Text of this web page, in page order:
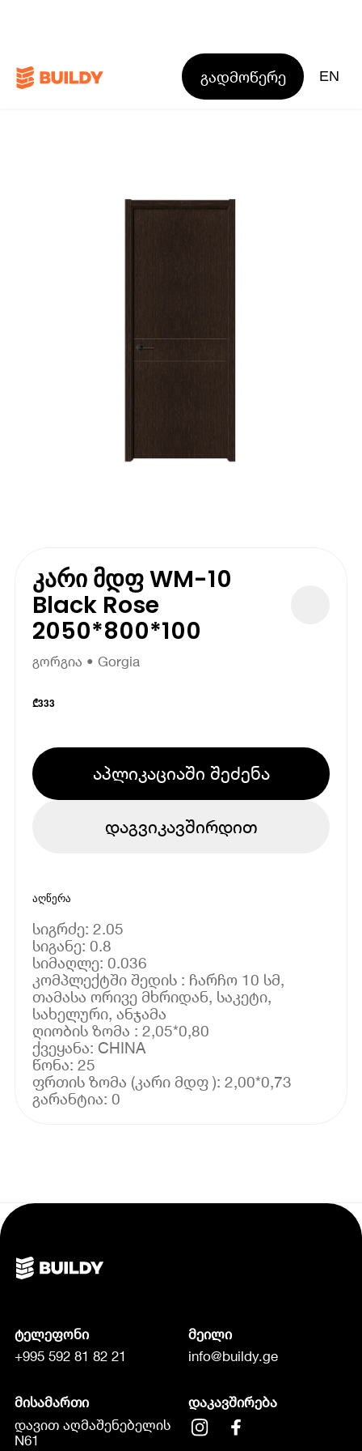
გადმოწერე EN
კარი მდფ WM-10
Black Rose
2050*800*100
გორგია • Gorgia
₾333
აპლიკაციაში შეძენა
დაგვიკავშირდით
აღწერა
სიგრძე: 2.05
სიგანე: 0.8
სიმაღლე: 0.036
კომპლექტში შედის : ჩარჩო 10 სმ,
თამასა ორივე მხრიდან, საკეტი,
სახელური, ანჯამა
ღიობის ზომა : 2,05*0,80
ქვეყანა: CHINA
წონა: 25
ფრთის ზომა (კარი მდფ ): 2,00*0,73
ტელეფონი
+995 592 81 82 21
მეილი
info@buildy.ge
მისამართი
დავით აღმაშენებელის
N61
დაკავშირება